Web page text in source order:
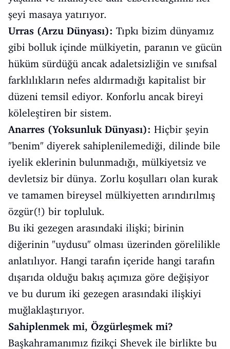
şeyi masaya yatırıyor.
Urras (Arzu Dünyası): Tıpkı bizim dünyamız
gibi bolluk içinde mülkiyetin, paranın ve gücün
hüküm sürdüğü ancak adaletsizliğin ve sınıfsal
farklılıkların nefes aldırmadığı kapitalist bir
düzeni temsil ediyor. Konforlu ancak bireyi
köleleştiren bir sistem.
Anarres (Yoksunluk Dünyası): Hiçbir şeyin
"benim" diyerek sahiplenilemediği, dilinde bile
iyelik eklerinin bulunmadığı, mülkiyetsiz ve
devletsiz bir dünya. Zorlu koşulları olan kurak
ve tamamen bireysel mülkiyetten arındırılmış
özgür(!) bir topluluk.
Bu iki gezegen arasındaki ilişki; birinin
diğerinin "uydusu" olması üzerinden görelilikle
anlatılıyor. Hangi tarafın içeride hangi tarafın
dışarıda olduğu bakış açımıza göre değişiyor
ve bu durum iki gezegen arasındaki ilişkiyi
muğlaklaştırıyor.
Sahiplenmek mi, Özgürleşmek mi?
Başkahramanımız fizikçi Shevek ile birlikte bu